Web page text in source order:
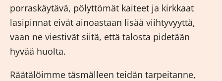
porraskäytävä, pölyttömät kaiteet ja kirkkaat
lasipinnat eivät ainoastaan lisää viihtyvyyttä,
vaan ne viestivät siitä, että talosta pidetään
hyvää huolta.
Räätälöimme täsmälleen teidän tarpeitanne,